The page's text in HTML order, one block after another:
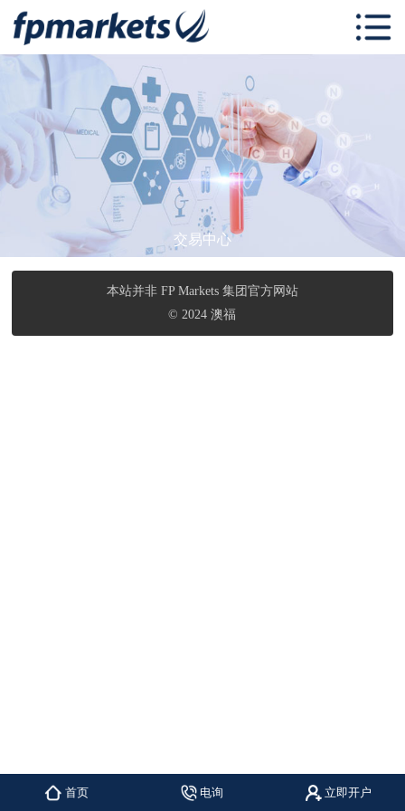
首页
关于 FP
Markets
交易中心
FP Markets 学
习中心
跟单社区
联系我们
交易中心
本站并非 FP Markets 集团官方网站
© 2024 澳福
首页 电询 立即开户